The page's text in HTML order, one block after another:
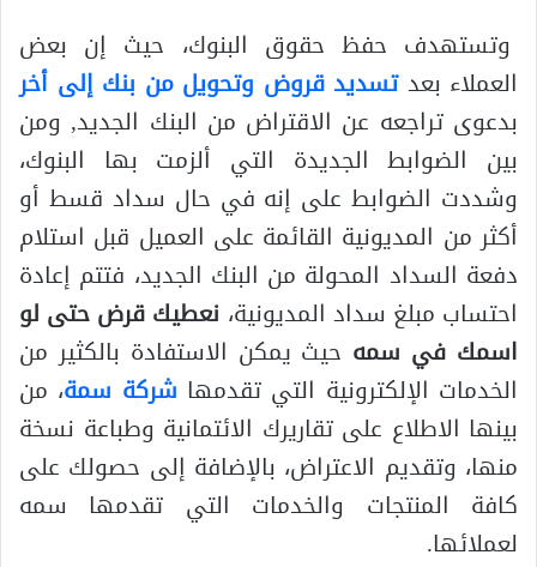
وتستهدف حفظ حقوق البنوك، حيث إن بعض
العملاء بعدتسديد قروض وتحويل من بنك إلى أخر
بدعوى تراجعه عن الاقتراض من البنك الجديد, ومن
بين الضوابط الجديدة التي ألزمت بها البنوك،
وشددت الضوابط على إنه في حال سداد قسط أو
أكثر من المديونية القائمة على العميل قبل استلام
دفعة السداد المحولة من البنك الجديد، فتتم إعادة
احتساب مبلغ سداد المديونية، نعطيك قرض حتى لو
اسمك في سمه حيث يمكن الاستفادة بالكثير من
الخدمات الإلكترونية التي تقدمها شركة سمة، من
بينها الاطلاع على تقاريرك الائتمانية وطباعة نسخة
منها، وتقديم الاعتراض، بالإضافة إلى حصولك على
كافة المنتجات والخدمات التي تقدمها سمه
لعملائها.